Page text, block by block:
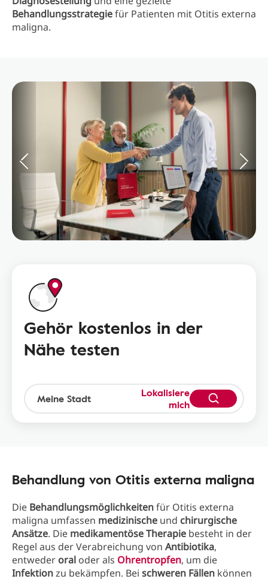
Behandlungsstrategiefür Patienten mit Otitis externa
maligna.
Gehör kostenlos in der
Nähe testen
Lokalisiere
mich
Behandlung von Otitis externa maligna
Die Behandlungsmöglichkeitenfür Otitis externa
maligna umfassen medizinische und chirurgische
Ansätze. Die medikamentöse Therapie besteht in der
Regel aus der Verabreichung von Antibiotika,
entweder oral oder als Ohrentropfen, um die
Infektionzu bekämpfen. Bei schweren Fällen können